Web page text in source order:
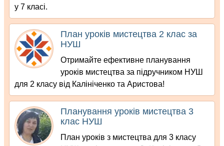
у 7 класі.
План уроків мистецтва 2 клас за
НУШ
Отримайте ефективне планування
уроків мистецтва за підручником НУШ
для 2 класу від Калініченко та Аристова!
Планування уроків мистецтва 3
клас НУШ
План уроків з мистецтва для 3 класу